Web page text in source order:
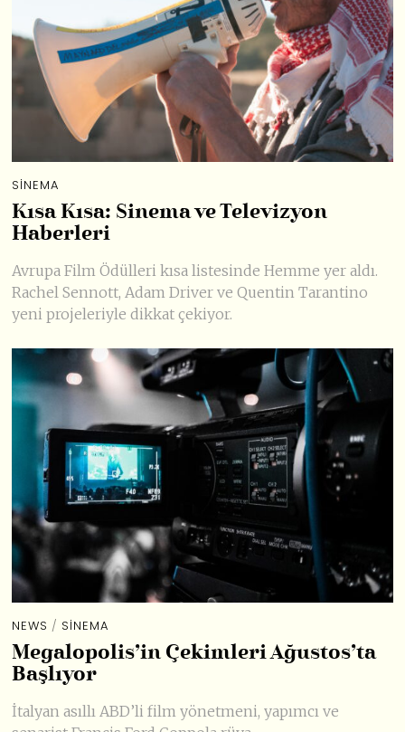
SINEMA
Kısa Kısa: Sinema ve Televizyon
Haberleri
Avrupa Film Ödülleri kısa listesinde Hemme yer aldı.
Rachel Sennott, Adam Driver ve Quentin Tarantino
yeni projeleriyle dikkat çekiyor.
NEWS / SINEMA
Megalopolis’in Çekimleri Ağustos’ta
Başlıyor
İtalyan asıllı ABD’li film yönetmeni, yapımcı ve